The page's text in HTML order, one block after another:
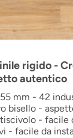
rigido -
autentico
mm - 42
bisello -
- facile
- facile da